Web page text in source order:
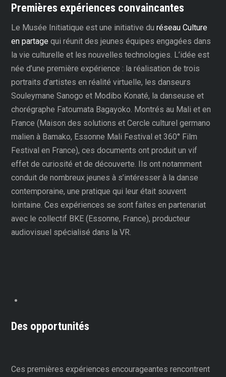
Premières expériences convaincantes
Le Musée Initiatique est une initiative duréseau Culture
en partage qui réunit des jeunes équipes engagées dans
la vie culturelle et les nouvelles technologies. L’idée est
née d’une première expérience : la réalisation de trois
portraits d’artistes en réalité virtuelle, les danseurs
Souleymane Sanogo et Modibo Konaté, la danseuse et
chorégraphe Fatoumata Bagayoko. Montrés au Mali et en
France (Maison des solutions et Cercle culturel germano
malien à Bamako, Essonne Mali Festival et 360° Film
Festival en France), ces documents ont produit un vif
effet de curiosité et de découverte. Ils ont notamment
conduit de nombreux jeunes à s’intéresser à la danse
contemporaine, une pratique qui leur était souvent
lointaine. Ces expériences se sont faites en partenariat
avec le collectif BKE (Essonne, France), producteur
audiovisuel spécialisé dans la VR.
Des opportunités
Ces premières expériences encourageantes rencontrent